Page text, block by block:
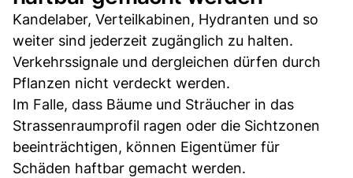
Kandelaber, Verteilkabinen, Hydranten und so
weiter sind jederzeit zugänglich zu halten.
Verkehrssignale und dergleichen dürfen durch
Pflanzen nicht verdeckt werden.
Im Falle, dass Bäume und Sträucher in das
Strassenraumprofil ragen oder die Sichtzonen
beeinträchtigen, können Eigentümer für
Schäden haftbar gemacht werden.